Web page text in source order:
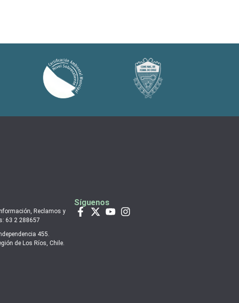
Reclamos y
63 2 288657
455.
de Los Ríos, Chile.
Síguenos